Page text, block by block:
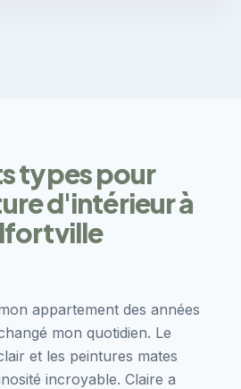
types pour
d'intérieur à
appartement des années
mon quotidien. Le
et les peintures mates
incroyable. Claire a